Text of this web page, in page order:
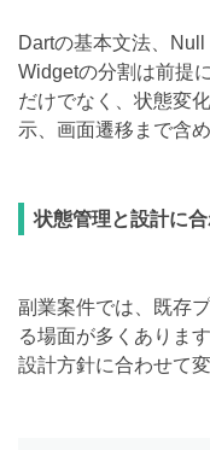
Dartの基本文法、Null
Widgetの分割は前提
だけでなく、状態変
示、画面遷移まで含
状態管理と設計に
副業案件では、既存
る場面が多くありま
設計方針に合わせて